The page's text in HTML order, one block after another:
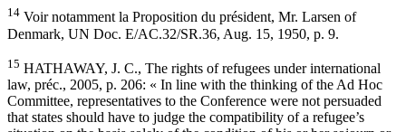
14 Voir notamment la Proposition du président, Mr. Larsen of
Denmark, UN Doc. E/AC.32/SR.36, Aug. 15, 1950, p. 9.
15 HATHAWAY, J. C., The rights of refugees under international
law, préc., 2005, p. 206: « In line with the thinking of the Ad Hoc
Committee, representatives to the Conference were not persuaded
that states should have to judge the compatibility of a refugee’s